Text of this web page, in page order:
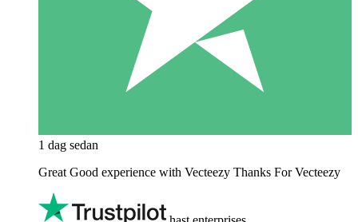
1 dag sedan
Great Good experience with Vecteezy Thanks For Vecteezy